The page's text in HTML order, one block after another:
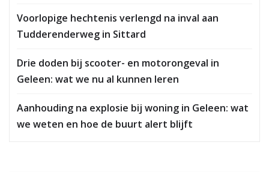
Voorlopige hechtenis verlengd na inval aan
Tudderenderweg in Sittard
Drie doden bij scooter- en motorongeval in
Geleen: wat we nu al kunnen leren
Aanhouding na explosie bij woning in Geleen: wat
we weten en hoe de buurt alert blijft